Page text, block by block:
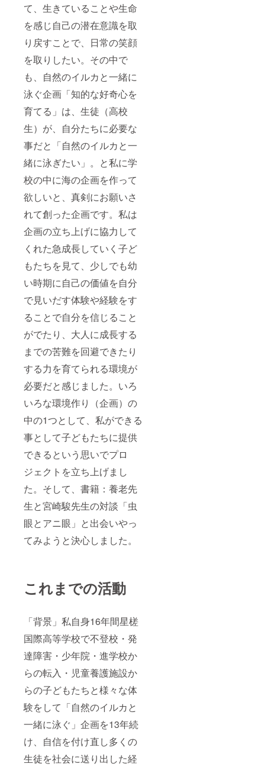
て、生きていることや生命
を感じ自己の潜在意識を取
り戻すことで、日常の笑顔
を取りしたい。その中で
も、自然のイルカと一緒に
泳ぐ企画「知的な好奇心を
育てる」は、生徒（高校
生）が、自分たちに必要な
事だと「自然のイルカと一
緒に泳ぎたい」。と私に学
校の中に海の企画を作って
欲しいと、真剣にお願いさ
れて創った企画です。私は
企画の立ち上げに協力して
くれた急成長していく子ど
もたちを見て、少しでも幼
い時期に自己の価値を自分
で見いだす体験や経験をす
ることで自分を信じること
がでたり、大人に成長する
までの苦難を回避できたり
する力を育てられる環境が
必要だと感じました。いろ
いろな環境作り（企画）の
中の1つとして、私ができる
事として子どもたちに提供
できるという思いでプロ
ジェクトを立ち上げまし
た。そして、書籍：養老先
生と宮崎駿先生の対談「虫
眼とアニ眼」と出会いやっ
てみようと決心しました。
これまでの活動
「背景」私自身16年間星槎
国際高等学校で不登校・発
達障害・少年院・進学校か
らの転入・児童養護施設か
らの子どもたちと様々な体
験をして「自然のイルカと
一緒に泳ぐ」企画を13年続
け、自信を付け直し多くの
生徒を社会に送り出した経